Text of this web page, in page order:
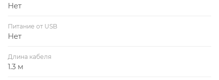
Нет
Питание от USB
Нет
Длина кабеля
1.3 м